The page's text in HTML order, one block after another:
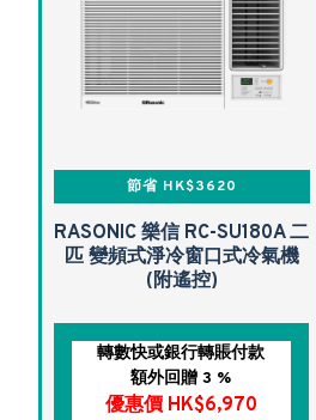
節省 HK$3620
RASONIC 樂信 RC-SU180A 二
匹 變頻式淨冷窗口式冷氣機
(附遙控)
轉數快或銀行轉賬付款
額外回贈 3 %
優惠價 HK$6,970